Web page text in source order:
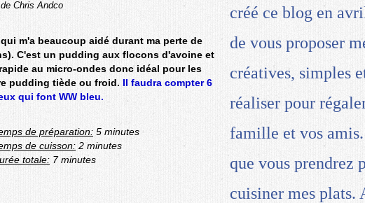
Chris Andco
m'a beaucoup aidé durant ma perte de
C'est un pudding aux flocons d'avoine et
au micro-ondes donc idéal pour les
pudding tiède ou froid. Il faudra compter 6
qui font WW bleu.
de préparation: 5 minutes
de cuisson: 2 minutes
totale: 7 minutes
créé ce blog en
de vous proposer
créatives, simples
réaliser pour
famille et vos amis.
que vous prendrez
cuisiner mes plats.